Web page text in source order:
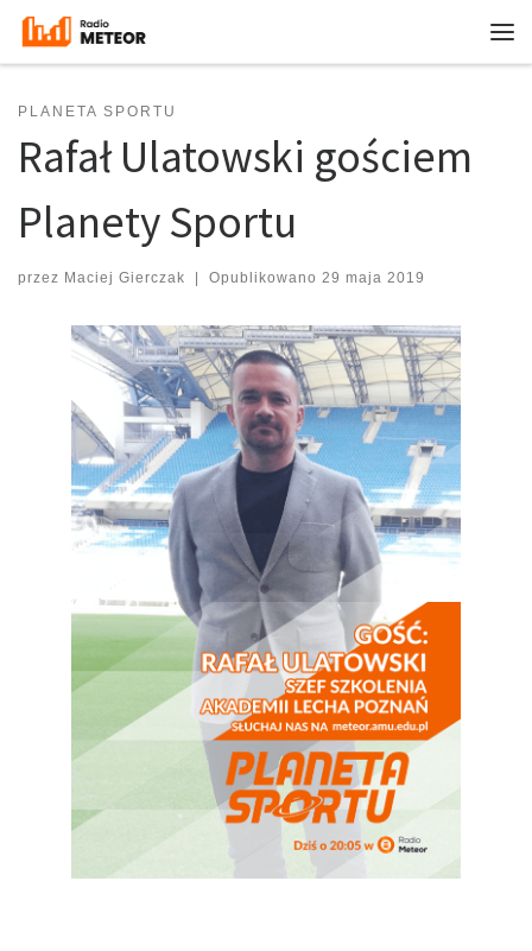
Przejdź do treści
PLANETA SPORTU
Rafał Ulatowski gościem
Planety Sportu
przez Maciej Gierczak Opublikowano 29 maja 2019